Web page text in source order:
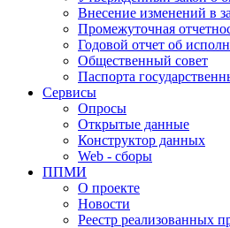
Внесение изменений в
Промежуточная
Годовой отчет об
Общественный совет
Паспорта
Сервисы
Опросы
Открытые данные
Конструктор данных
Web - сборы
ППМИ
О проекте
Новости
Реестр реализованных